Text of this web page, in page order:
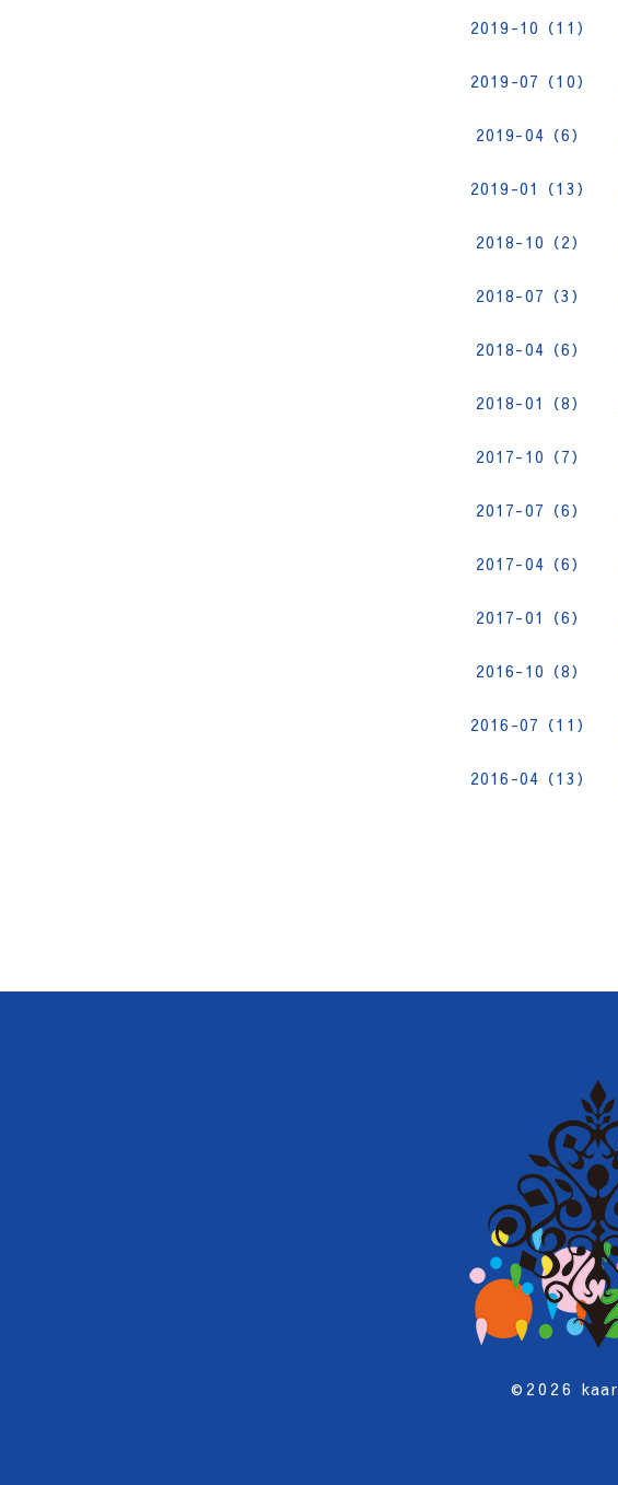
2019-10（11）
2019-07（10）
2019-04（6）
2019-01（13）
2018-10（2）
2018-07（3）
2018-04（6）
2018-01（8）
2017-10（7）
2017-07（6）
2017-04（6）
2017-01（6）
2016-10（8）
2016-07（11）
2016-04（13）
©2026